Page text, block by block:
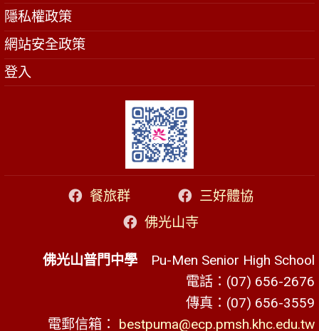
隱私權政策
網站安全政策
登入
餐旅群
三好體協
佛光山寺
佛光山普門中學 Pu-Men Senior High School
電話：(07) 656-2676
傳真：(07) 656-3559
電郵信箱： bestpuma@ecp.pmsh.khc.edu.tw